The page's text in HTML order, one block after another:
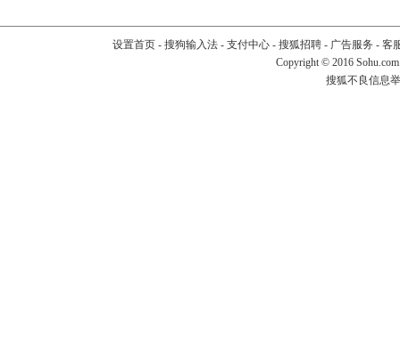
设置首页- 搜狗输入法- 支付中心- 搜狐招聘- 广告服务 - 客
Copyright © 2016
搜狐不良信息